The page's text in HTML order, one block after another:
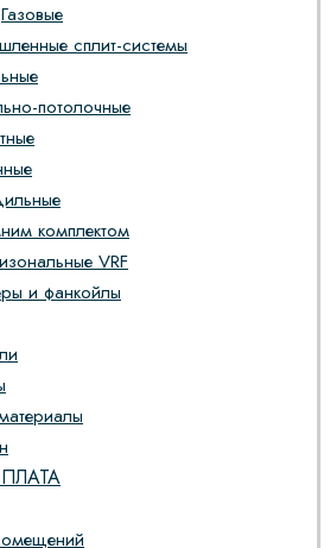
Газовые
сплит-системы
потолочные
комплектом
VRF
и фанкойлы